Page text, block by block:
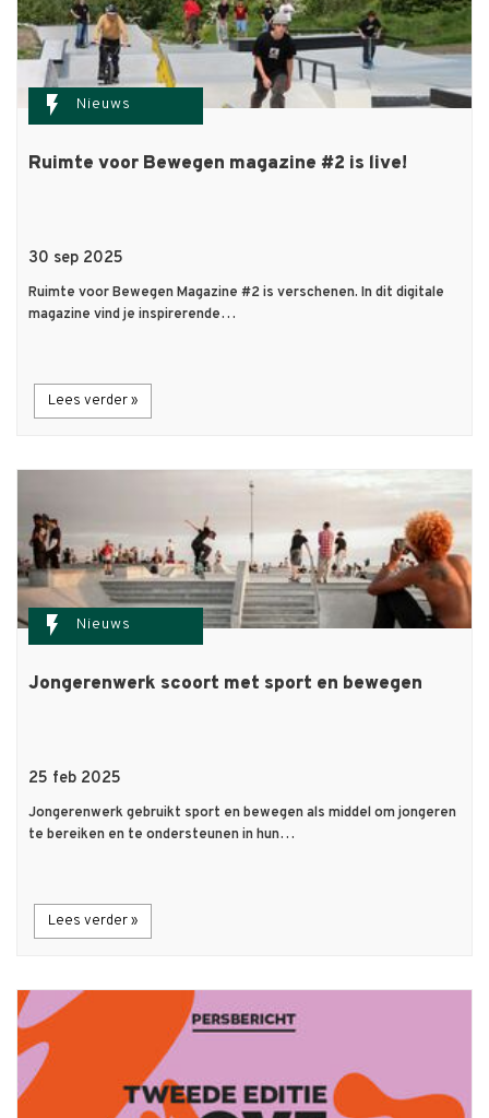
flash_on Nieuws
Ruimte voor Bewegen magazine #2 is live!
30 sep 2025
Ruimte voor Bewegen Magazine #2 is verschenen. In dit digitale
magazine vind je inspirerende…
Lees verder »
flash_on Nieuws
Jongerenwerk scoort met sport en bewegen
25 feb 2025
Jongerenwerk gebruikt sport en bewegen als middel om jongeren
te bereiken en te ondersteunen in hun…
Lees verder »